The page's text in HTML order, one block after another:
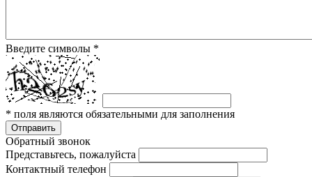
Введите символы *
* поля являются обязательными для заполнения
Отправить
Обратный звонок
Представьтесь, пожалуйста
Контактный телефон